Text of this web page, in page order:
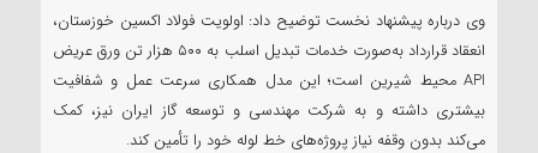
وی درباره پیشنهاد نخست توضیح داد: اولویت فولاد اکسین خوزستان،
انعقاد قرارداد به‌صورت خدمات تبدیل اسلب به ۵۰۰ هزار تن ورق عریض
API محیط شیرین است؛ این مدل همکاری سرعت عمل و شفافیت
بیشتری داشته و به شرکت مهندسی و توسعه گاز ایران نیز، کمک
می‌کند بدون وقفه نیاز پروژه‌های خط لوله خود را تأمین کند.